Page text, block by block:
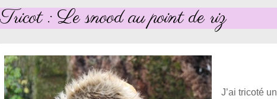
Tricot : Le snood au point de riz
J’ai tricoté un